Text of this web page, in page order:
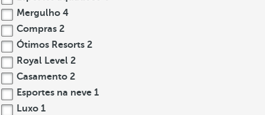
Mergulho 4
Compras 2
Ótimos Resorts 2
Royal Level 2
Casamento 2
Esportes na neve 1
Luxo 1